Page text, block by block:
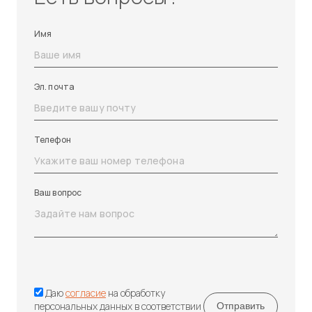
Имя
Эл. почта
Телефон
Ваш вопрос
Даюсогласие на обработку
персональных данных в соответствии